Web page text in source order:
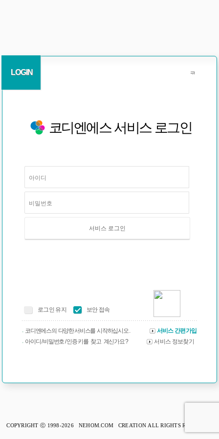
LOGIN
코디엔에스 서비스 로그인
서비스 로그인
로그인 유지 보안 접속
코디엔에스의 다양한 서비스를 시작하십시오 .
서비스 간편가입
아이디 / 비밀번호 / 인증 키를 찾고 계신가요 ?
서비스 정보찾기
COPYRIGHT ⓒ 1998-2026 NEHOM.COM CREATION ALL RIGHTS RESERVED.